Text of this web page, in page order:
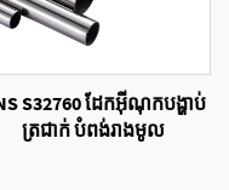
S32760 ដែកអ៊ីណុកបង្ហាប់
ត្រជាក់ បំពង់រាងមូល